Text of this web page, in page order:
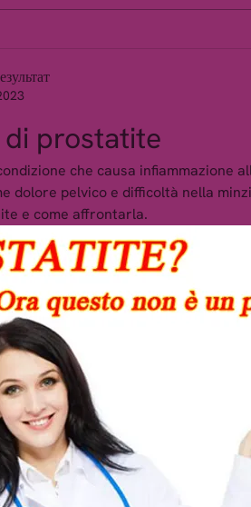
prostatite
che causa infiammazione
dolore pelvico e difficoltà nella
e come affrontarla.